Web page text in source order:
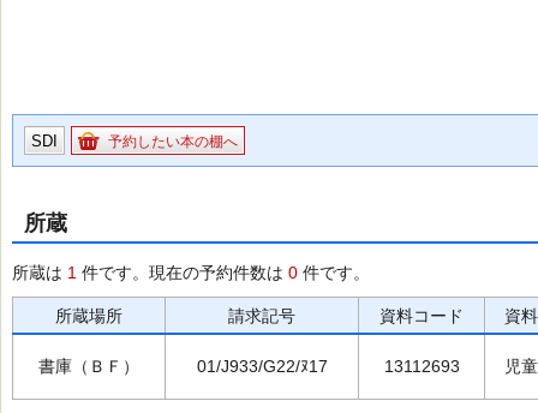
SDI 予約したい本の棚へ
所蔵
所蔵は 1 件です。現在の予約件数は 0 件です。
所蔵場所 請求記号 資料コード 資
書庫（ＢＦ） 01/J933/G22/ﾇ17 13112693 児